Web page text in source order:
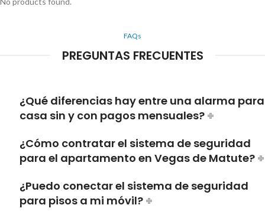
FAQs
PREGUNTAS FRECUENTES
¿Qué diferencias hay entre una alarma para
casa sin y con pagos mensuales?
¿Cómo contratar el sistema de seguridad
para el apartamento en Vegas de Matute?
¿Puedo conectar el sistema de seguridad
para pisos a mi móvil?